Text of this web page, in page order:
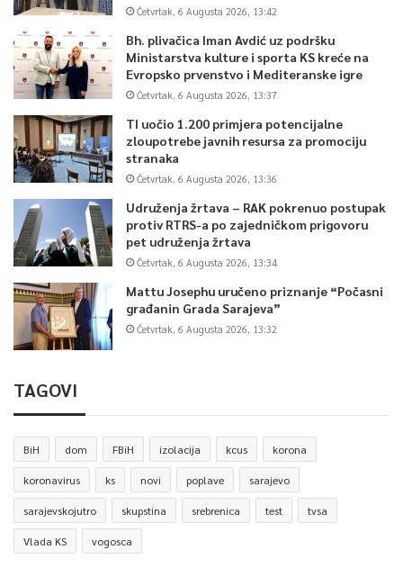
Četvrtak, 6 Augusta 2026, 13:42
Bh. plivačica Iman Avdić uz podršku
Ministarstva kulture i sporta KS kreće na
Evropsko prvenstvo i Mediteranske igre
Četvrtak, 6 Augusta 2026, 13:37
TI uočio 1.200 primjera potencijalne
zloupotrebe javnih resursa za promociju
stranaka
Četvrtak, 6 Augusta 2026, 13:36
Udruženja žrtava – RAK pokrenuo postupak
protiv RTRS-a po zajedničkom prigovoru
pet udruženja žrtava
Četvrtak, 6 Augusta 2026, 13:34
Mattu Josephu uručeno priznanje “Počasni
građanin Grada Sarajeva”
Četvrtak, 6 Augusta 2026, 13:32
TAGOVI
BiH dom FBiH izolacija kcus korona
koronavirus ks novi poplave sarajevo
sarajevskojutro skupstina srebrenica test tvsa
Vlada KS vogosca